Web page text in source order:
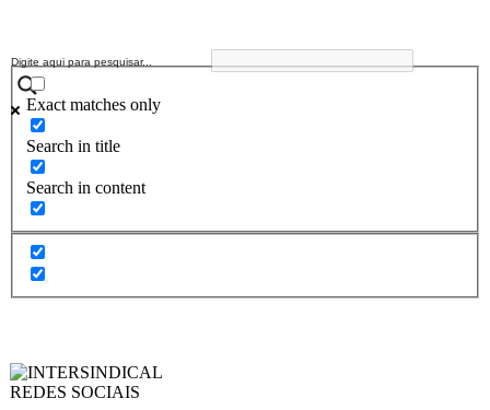
Exact matches only
Search in title
Search in content